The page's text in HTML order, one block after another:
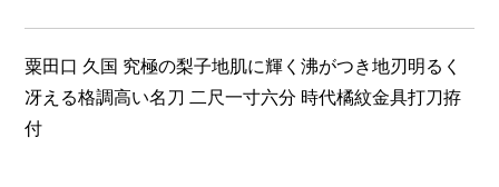
粟田口 久国 究極の梨子地肌に輝く沸がつき地刃明るく
冴える格調高い名刀 二尺一寸六分 時代橘紋金具打刀拵
付